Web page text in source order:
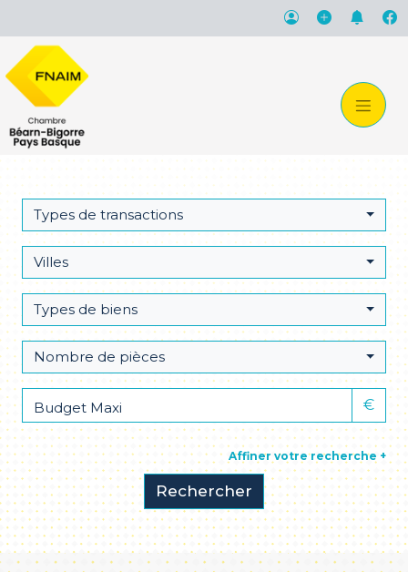
Types de transactions
Villes
Types de biens
Nombre de pièces
€
Affiner votre recherche +
Rechercher